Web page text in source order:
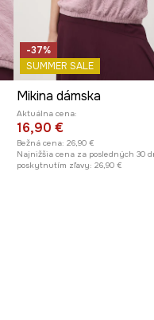
-37%
SUMMER SALE
Mikina dámska
Aktuálna cena:
16,90 €
Bežná cena: 26,90 €
Najnižšia cena za posledných 30
poskytnutím zľavy: 26,90 €